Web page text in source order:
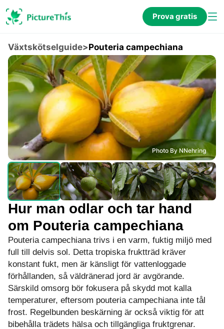
Prova gratis
Växtskötselguide>Pouteria campechiana
Photo By NNehring
Hur man odlar och tar hand
om Pouteria campechiana
Pouteria campechiana trivs i en varm, fuktig miljö med
full till delvis sol. Detta tropiska fruktträd kräver
konstant fukt, men är känsligt för vattenloggade
förhållanden, så väldränerad jord är avgörande.
Särskild omsorg bör fokusera på skydd mot kalla
temperaturer, eftersom pouteria campechiana inte tål
frost. Regelbunden beskärning är också viktig för att
bibehålla trädets hälsa och tillgängliga fruktgrenar.